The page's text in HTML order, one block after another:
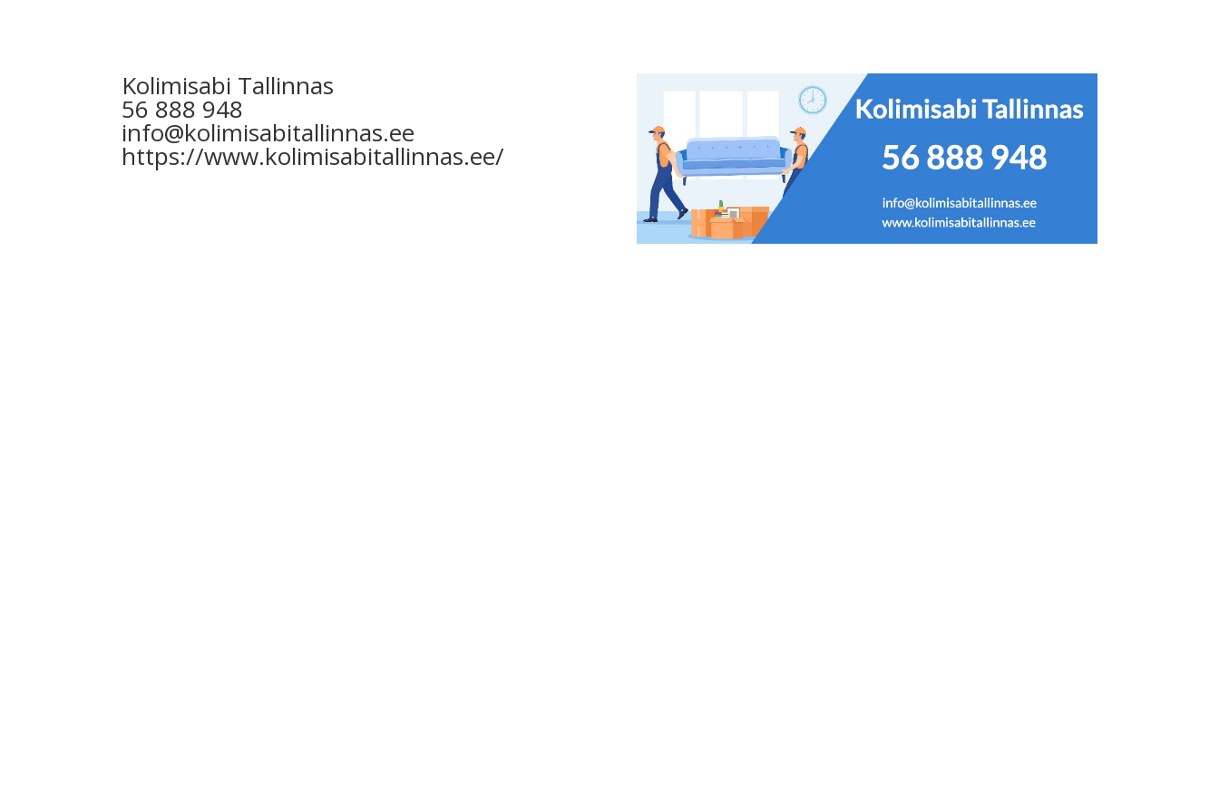
Kolimisabi Tallinnas
56 888 948
info@kolimisabitallinnas.ee
https://www.kolimisabitallinnas.ee/